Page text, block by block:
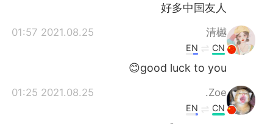
好多中国友人
清樾
2021.08.25 01:57
CN
EN
good luck to you😊
Zoe.
2021.08.25 01:25
CN
EN